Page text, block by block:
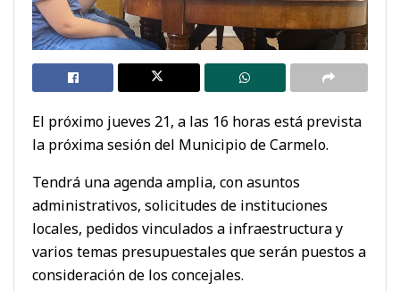
El próximo jueves 21, a las 16 horas está prevista
la próxima sesión del Municipio de Carmelo.
Tendrá una agenda amplia, con asuntos
administrativos, solicitudes de instituciones
locales, pedidos vinculados a infraestructura y
varios temas presupuestales que serán puestos a
consideración de los concejales.